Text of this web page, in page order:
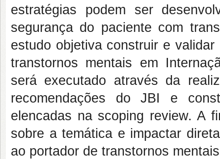
estratégias podem ser
segurança do paciente com
estudo objetiva construir e
transtornos mentais em
será executado através da
recomendações do JBI e
elencadas na scoping review. A
sobre a temática e impactar
ao portador de transtornos